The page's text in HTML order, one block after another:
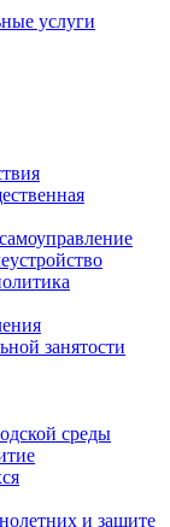
услуги
занятости
среды
и защите